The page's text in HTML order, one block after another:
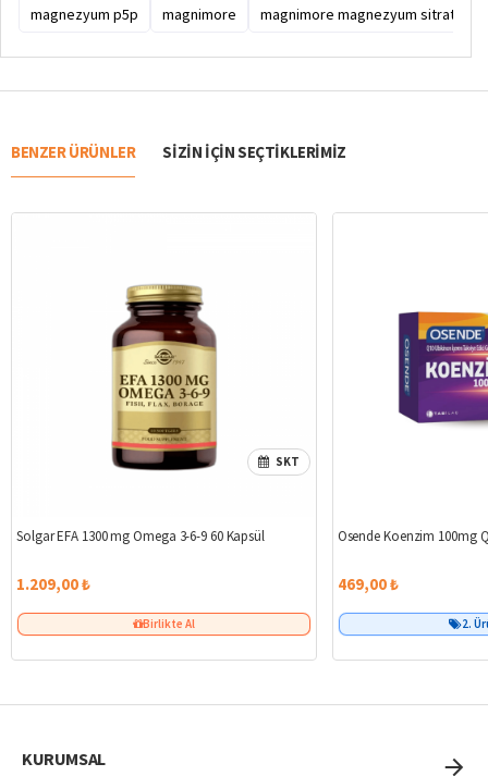
magnezyum p5p magnimore magnimore magnezyum sitrat ve
BENZER ÜRÜNLER SIZIN IÇIN SEÇTIKLERIMIZ
SKT
Solgar EFA 1300 mg Omega 3-6-9 60 Kapsül
1.209,00 ₺
Birlikte Al
Osende Koenzim 100mg
469,00 ₺
2.
KURUMSAL